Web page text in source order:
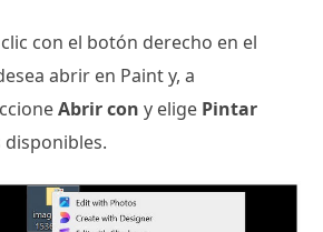
con el botón derecho en el
abrir en Paint y, a
Abrir con y elige Pintar